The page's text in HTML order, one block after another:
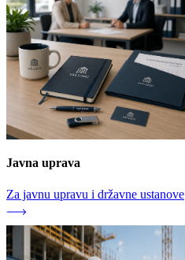
Javna uprava
Za javnu upravu i državne ustanove